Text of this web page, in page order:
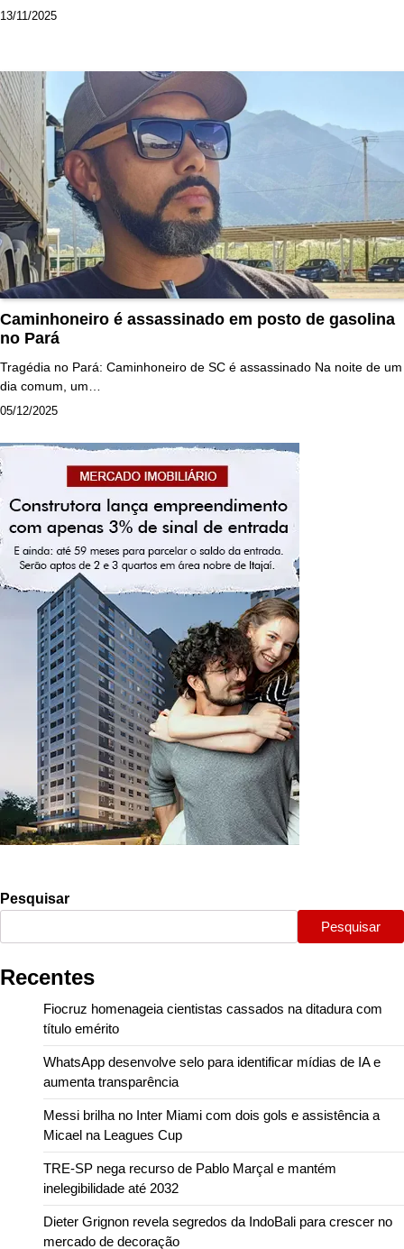
13/11/2025
Caminhoneiro é assassinado em posto de gasolina
no Pará
Tragédia no Pará: Caminhoneiro de SC é assassinado Na noite de um
dia comum, um…
05/12/2025
Pesquisar
Pesquisar
Recentes
Fiocruz homenageia cientistas cassados na ditadura com
título emérito
WhatsApp desenvolve selo para identificar mídias de IA e
aumenta transparência
Messi brilha no Inter Miami com dois gols e assistência a
Micael na Leagues Cup
TRE-SP nega recurso de Pablo Marçal e mantém
inelegibilidade até 2032
Dieter Grignon revela segredos da IndoBali para crescer no
mercado de decoração